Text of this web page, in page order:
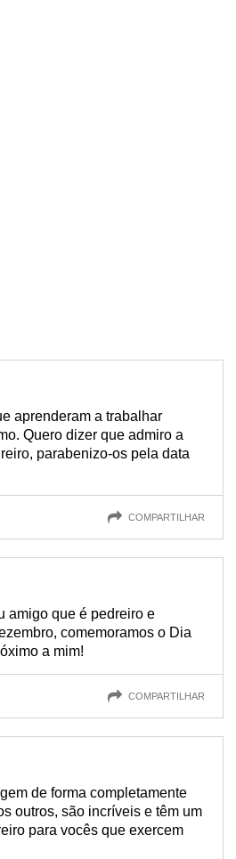
aprenderam a trabalhar
Quero dizer que admiro a
parabenizo-os pela data
COMPARTILHAR
amigo que é pedreiro e
comemoramos o Dia
a mim!
COMPARTILHAR
de forma completamente
outros, são incríveis e têm um
para vocês que exercem